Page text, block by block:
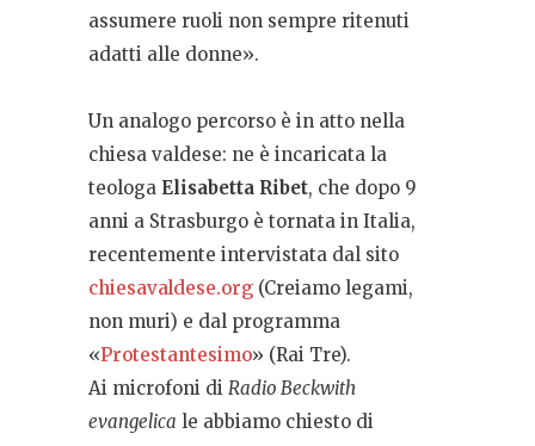
assumere ruoli non sempre ritenuti
adatti alle donne».
Un analogo percorso è in atto nella
chiesa valdese: ne è incaricata la
teologa Elisabetta Ribet, che dopo 9
anni a Strasburgo è tornata in Italia,
recentemente intervistata dal sito
chiesavaldese.org (Creiamo legami,
non muri) e dal programma
«Protestantesimo» (Rai Tre).
Ai microfoni di Radio Beckwith
evangelica le abbiamo chiesto di